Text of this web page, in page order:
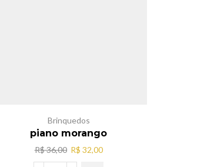
Brinquedos
piano morango
R$36,00 O
preço
R$ 32,00O